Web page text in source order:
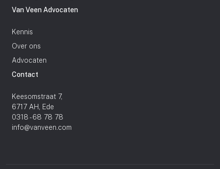
Van Veen Advocaten
Kennis
Over ons
Advocaten
Contact
Keesomstraat 7,
6717 AH, Ede
0318 - 68 78 78
info@vanveen.com